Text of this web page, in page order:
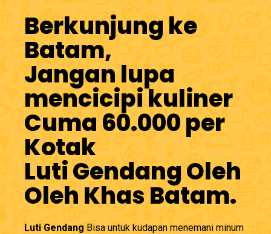
Berkunjung ke
Batam,
Jangan lupa
mencicipi kuliner
Cuma 60.000 per
Kotak
Luti Gendang Oleh
Oleh Khas Batam.
Luti GendangBisa untuk kudapan menemani minum